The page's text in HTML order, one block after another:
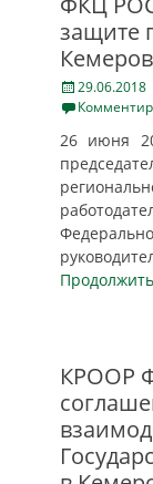
защите
Posted
on
29.06.2018
26 июня
КРООР